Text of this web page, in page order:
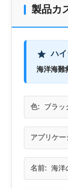
製品カ
ハイ
海洋海難
色: ブラッ
アプリケー
名前: 海洋